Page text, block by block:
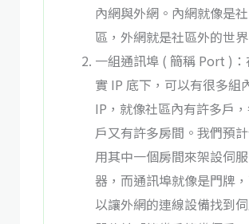
內網與外網。內網就像是社
區，外網就是社區外的世界
一組通訊埠 ( 簡稱 Port )：
實 IP 底下，可以有很多組
IP，就像社區內有許多戶
戶又有許多房間。我們預
用其中一個房間來架設伺服
器，而通訊埠就像是門牌
以讓外網的連線設備找到